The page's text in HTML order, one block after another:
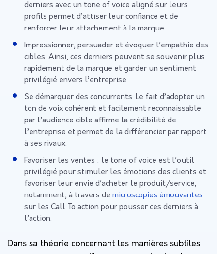
derniers avec un tone of voice aligné sur leurs
profils permet d’attiser leur confiance et de
renforcer leur attachement à la marque.
Impressionner, persuader et évoquer l’empathie des
cibles. Ainsi, ces derniers peuvent se souvenir plus
rapidement de la marque et garder un sentiment
privilégié envers l’entreprise.
Se démarquer des concurrents. Le fait d’adopter un
ton de voix cohérent et facilement reconnaissable
par l’audience cible affirme la crédibilité de
l’entreprise et permet de la différencier par rapport
à ses rivaux.
Favoriser les ventes : le tone of voice est l’outil
privilégié pour stimuler les émotions des clients et
favoriser leur envie d’acheter le produit/service,
notamment, à travers de microscopies émouvantes
sur les Call To action pour pousser ces derniers à
l’action.
Dans sa théorie concernant les manières subtiles